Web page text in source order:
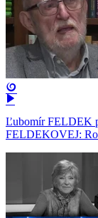
Ľubomír FELDEK
FELDEKOVEJ: